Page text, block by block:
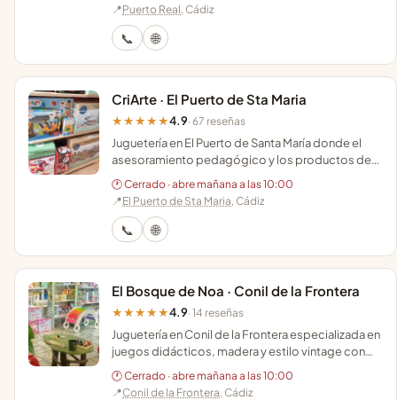
📍Puerto Real, Cádiz
📞 🌐
CriArte · El Puerto de Sta Maria
★★★★★4.9· 67 reseñas
Juguetería en El Puerto de Santa María donde el
asesoramiento pedagógico y los productos de
crianza respetuosa marcan la diferencia en cada
regalo.
🕐 Cerrado · abre mañana a las 10:00
📍El Puerto de Sta Maria, Cádiz
📞 🌐
El Bosque de Noa · Conil de la Frontera
★★★★★4.9· 14 reseñas
Juguetería en Conil de la Frontera especializada en
juegos didácticos, madera y estilo vintage con
asesoramiento personalizado por edades.
🕐 Cerrado · abre mañana a las 10:00
📍Conil de la Frontera, Cádiz